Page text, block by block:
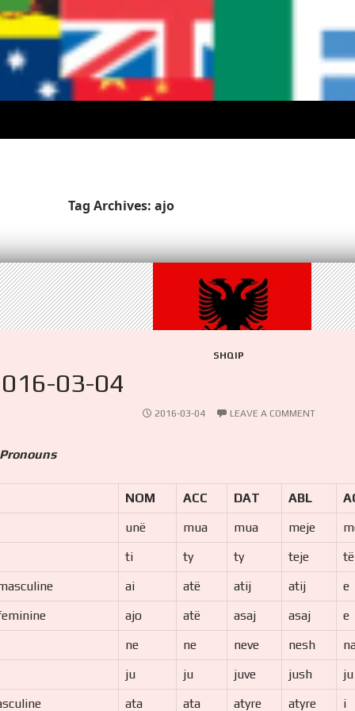
Tag Archives: ajo
SHQIP
03-04
2016-03-04 LEAVE A COMMENT
NOM ACC DAT ABL
unë mua mua meje
ti ty ty teje të
ai atë atij atij e
ajo atë asaj asaj e
ne ne neve nesh
ju ju juve jush ju
ata ata atyre atyre i